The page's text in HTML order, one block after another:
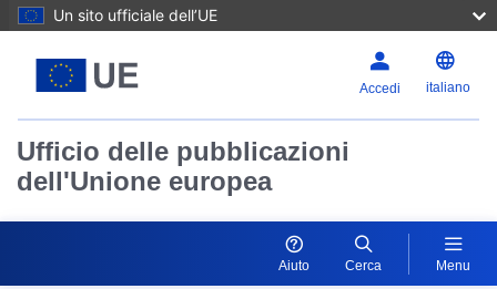
Un sito ufficiale dell’UE
Accedi italiano
Ufficio delle pubblicazioni
dell'Unione europea
Aiuto Cerca Menu